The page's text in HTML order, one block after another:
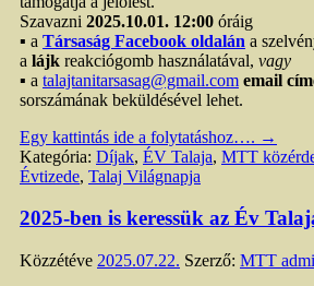
Szavazni 2025.10.01. 12:00 óráig
▪ a Társaság Facebook oldalán a
a lájk reakciógomb használatával, vagy
▪ a talajtanitarsasag@gmail.com email
sorszámának beküldésével lehet.
Egy kattintás ide a folytatáshoz…. →
Kategória: Díjak, ÉV Talaja, MTT
Évtizede, Talaj Világnapja
2025-ben is keressük az Év
Közzétéve 2025.07.22. Szerző: MTT